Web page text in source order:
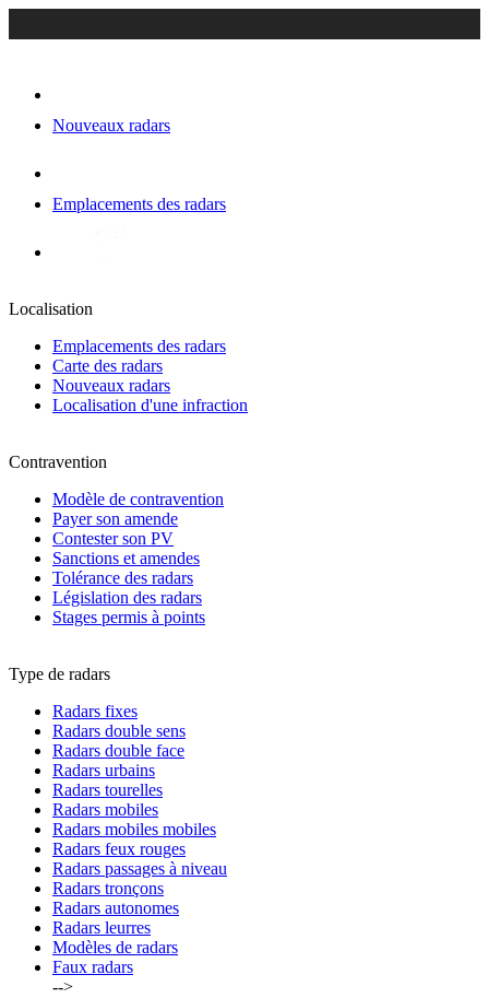
Nouveaux radars
Emplacements des radars
Localisation
Emplacements des radars
Carte des radars
Nouveaux radars
Localisation d'une infraction
Contravention
Modèle de contravention
Payer son amende
Contester son PV
Sanctions et amendes
Tolérance des radars
Législation des radars
Stages permis à points
Type de radars
Radars fixes
Radars double sens
Radars double face
Radars urbains
Radars tourelles
Radars mobiles
Radars mobiles mobiles
Radars feux rouges
Radars passages à niveau
Radars tronçons
Radars autonomes
Radars leurres
Modèles de radars
Faux radars
-->